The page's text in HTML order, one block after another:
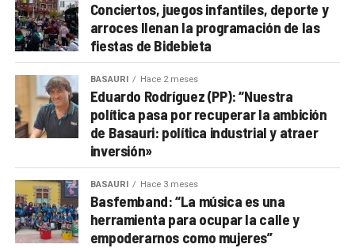
Conciertos, juegos infantiles, deporte y
arroces llenan la programación de las
fiestas de Bidebieta
BASAURI Hace 2 meses
Eduardo Rodríguez (PP): “Nuestra
política pasa por recuperar la ambición
de Basauri: política industrial y atraer
inversión»
BASAURI Hace 3 meses
Basfemband: “La música es una
herramienta para ocupar la calle y
empoderarnos como mujeres”